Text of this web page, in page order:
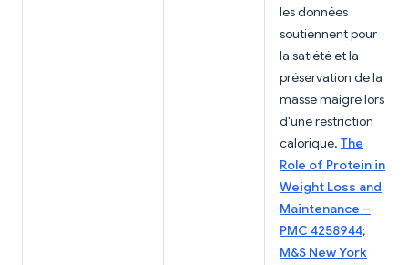
les données
soutiennent pour
la satiété et la
préservation de la
masse maigre lors
d'une restriction
calorique. The
Role of Protein in
Weight Loss and
Maintenance –
PMC 4258944;
M&S New York